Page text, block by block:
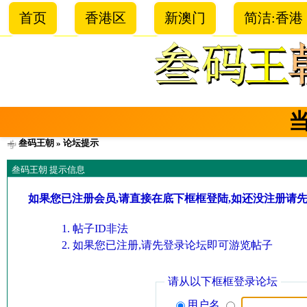
首页 香港区 新澳门 简洁:香港
叁码王朝 » 论坛提示
叁码王朝 提示信息
如果您已注册会员,请直接在底下框框登陆,如还没注册请
帖子ID非法
如果您已注册,请先登录论坛即可游览帖子
请从以下框框登录论坛
用户名